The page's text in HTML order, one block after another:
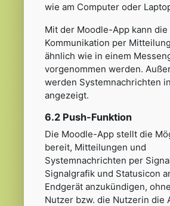
wie am Computer oder
Mit der Moodle-App kann die
Kommunikation per
ähnlich wie in einem
vorgenommen werden.
werden Systemnachrichten
angezeigt.
6.2 Push-Funktion
Die Moodle-App stellt die
bereit, Mitteilungen und
Systemnachrichten per
Signalgrafik und Statusicon
Endgerät anzukündigen,
Nutzer bzw. die Nutzerin die